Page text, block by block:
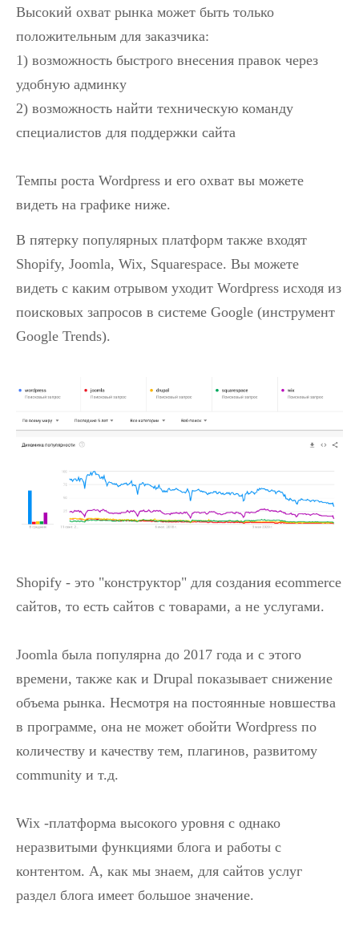
Высокий охват рынка может быть только
положительным для заказчика:
1) возможность быстрого внесения правок через
удобную админку
2) возможность найти техническую команду
специалистов для поддержки сайта
Темпы роста Wordpress и его охват вы можете
видеть на графике ниже.
В пятерку популярных платформ также входят
Shopify, Joomla, Wix, Squarespace. Вы можете
видеть с каким отрывом уходит Wordpress исходя из
поисковых запросов в системе Google (инструмент
Google Trends).
Shopify - это "конструктор" для создания ecommerce
сайтов, то есть сайтов с товарами, а не услугами.
Joomla была популярна до 2017 года и с этого
времени, также как и Drupal показывает снижение
объема рынка. Несмотря на постоянные новшества
в программе, она не может обойти Wordpress по
количеству и качеству тем, плагинов, развитому
community и т.д.
Wix -платформа высокого уровня с однако
неразвитыми функциями блога и работы с
контентом. А, как мы знаем, для сайтов услуг
раздел блога имеет большое значение.